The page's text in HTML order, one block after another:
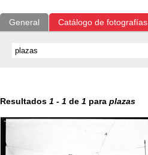
General Catálogo de fotografías
Resultados 1 - 1 de 1 para plazas